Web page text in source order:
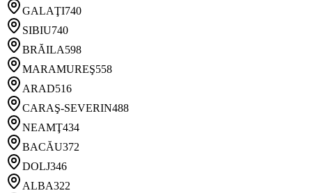
GALAŢI740
SIBIU740
BRĂILA598
MARAMUREŞ558
ARAD516
CARAŞ-SEVERIN488
NEAMŢ434
BACĂU372
DOLJ346
ALBA322